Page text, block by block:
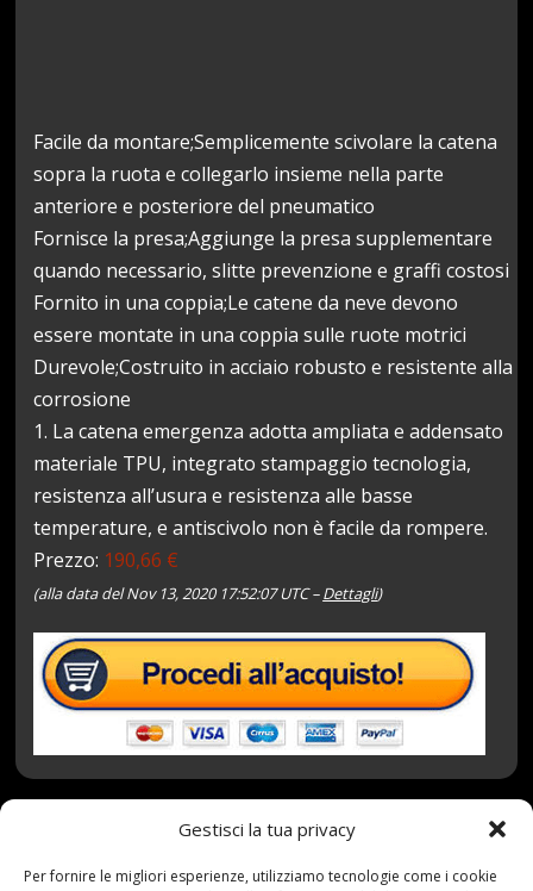
Gestisci la tua privacy
Per fornire le migliori esperienze, utilizziamo tecnologie come i cookie
Facile da montare;Semplicemente scivolare la catena
sopra la ruota e collegarlo insieme nella parte
anteriore e posteriore del pneumatico
Fornisce la presa;Aggiunge la presa supplementare
quando necessario, slitte prevenzione e graffi costosi
Fornito in una coppia;Le catene da neve devono
essere montate in una coppia sulle ruote motrici
Durevole;Costruito in acciaio robusto e resistente alla
corrosione
1. La catena emergenza adotta ampliata e addensato
materiale TPU, integrato stampaggio tecnologia,
resistenza all’usura e resistenza alle basse
temperature, e antiscivolo non è facile da rompere.
Prezzo: 190,66 €
(alla data del Nov 13, 2020 17:52:07 UTC –Dettagli)
anti,Antineve,Antisdrucciolevoli,Auto,Automobile,